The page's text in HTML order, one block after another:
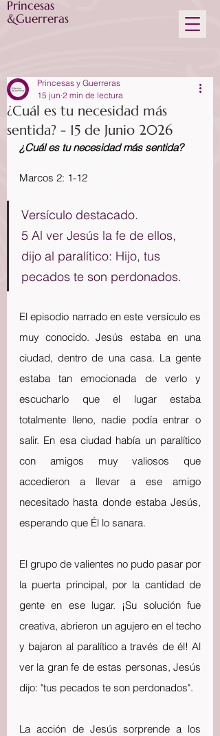
Princesas
&Guerreras
¿Cuál es tu necesidad más
sentida? - 15 de Junio 2026
Princesas y Guerreras
15 jun 2 min de lectura
¿Cuál es tu necesidad más sentida?
Marcos 2: 1-12
Versículo destacado.
5 Al ver Jesús la fe de ellos,
dijo al paralítico: Hijo, tus
pecados te son perdonados.
El episodio narrado en este versículo es
muy conocido. Jesús estaba en una
ciudad, dentro de una casa. La gente
estaba tan emocionada de verlo y
escucharlo que el lugar estaba
totalmente lleno, nadie podía entrar o
salir. En esa ciudad había un paralítico
con amigos muy valiosos que
accedieron a llevar a ese amigo
necesitado hasta donde estaba Jesús,
esperando que Él lo sanara.
El grupo de valientes no pudo pasar por
la puerta principal, por la cantidad de
gente en ese lugar. ¡Su solución fue
creativa, abrieron un agujero en el techo
y bajaron al paralítico a través de él! Al
ver la gran fe de estas personas, Jesús
dijo: "tus pecados te son perdonados".
La acción de Jesús sorprende a los